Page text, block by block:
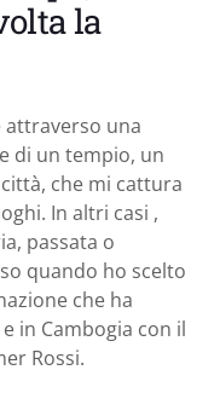
la
attraverso una
di un tempio, un
che mi cattura
In altri casi ,
passata o
quando ho scelto
che ha
in Cambogia con il
Rossi.